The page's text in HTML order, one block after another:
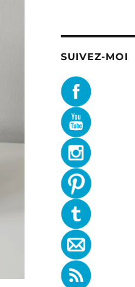
SUIVEZ-MOI